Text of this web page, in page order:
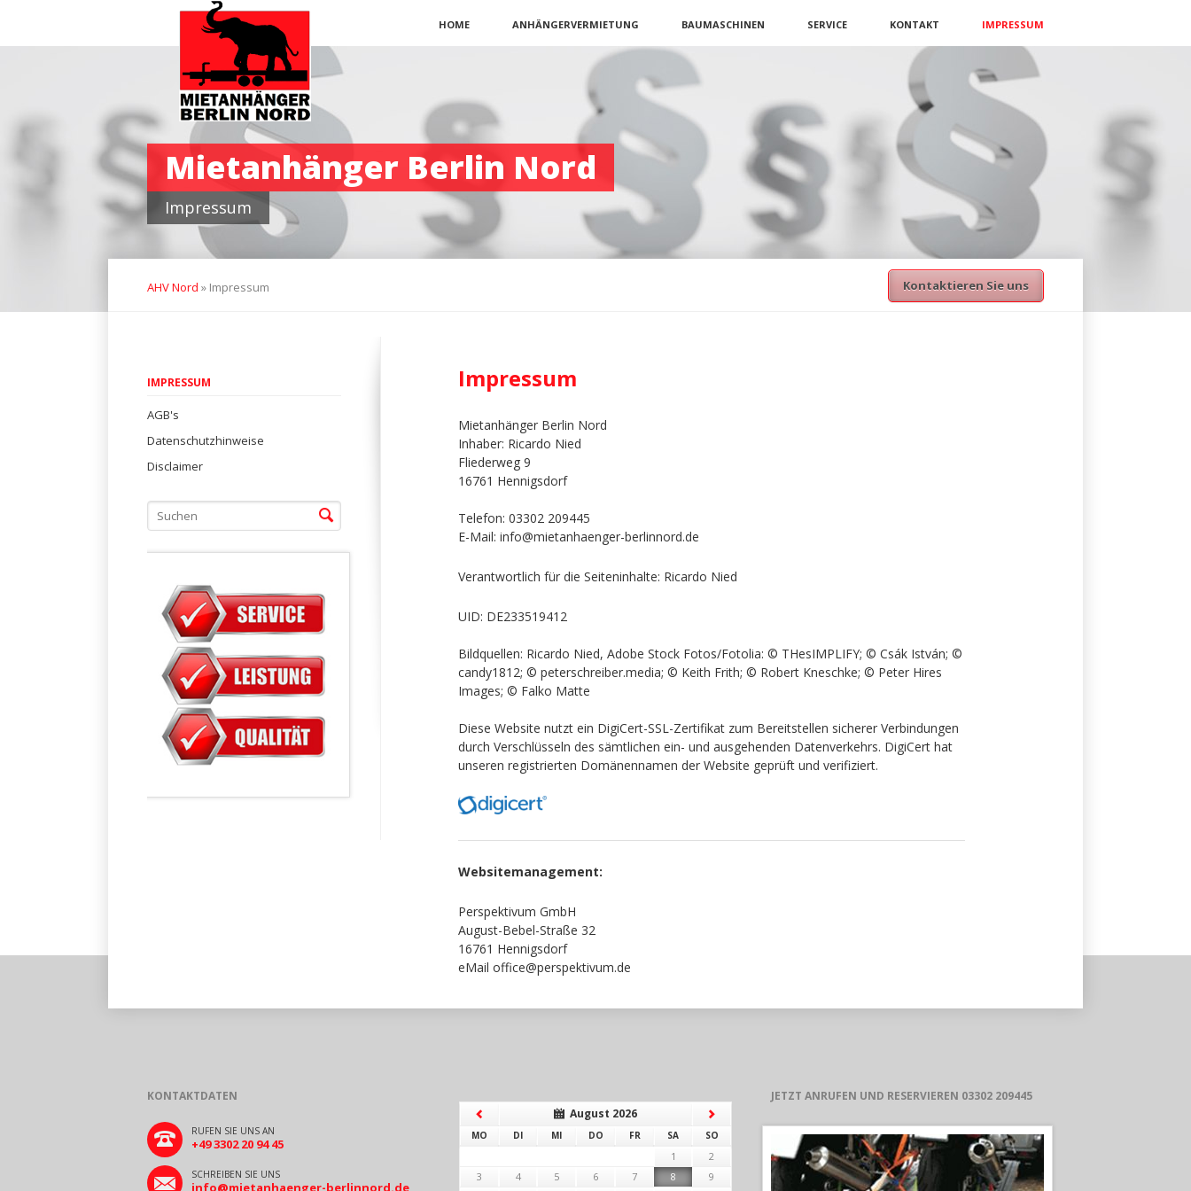
überspringen
HOME ANHÄNGERVERMIETUNG BAUMASCHINEN SERVICE KONTAKT IMPRESSUM
Mietanhänger Berlin Nord
Impressum
AHV Nord » Impressum Kontaktieren Sie uns
Navigation
IMPRESSUM
AGB's
Datenschutzhinweise
Disclaimer
Impressum
Mietanhänger Berlin Nord
Inhaber: Ricardo Nied
Fliederweg 9
16761 Hennigsdorf
Telefon: 03302 209445
E-Mail: info@mietanhaenger-berlinnord.de
Verantwortlich für die Seiteninhalte: Ricardo Nied
UID: DE233519412
Bildquellen: Ricardo Nied, Adobe Stock Fotos/Fotolia: © THesIMPLIFY; © Csák István; ©
candy1812; © peterschreiber.media; © Keith Frith; © Robert Kneschke; © Peter Hires
Images; © Falko Matte
Diese Website nutzt ein DigiCert-SSL-Zertifikat zum Bereitstellen sicherer Verbindungen
durch Verschlüsseln des sämtlichen ein- und ausgehenden Datenverkehrs. DigiCert hat
unseren registrierten Domänennamen der Website geprüft und verifiziert.
Websitemanagement:
Perspektivum GmbH
August-Bebel-Straße 32
16761 Hennigsdorf
eMail office@perspektivum.de
KONTAKTDATEN
RUFEN SIE UNS AN
+49 3302 20 94 45
SCHREIBEN SIE UNS
August 2026
MO DIENSTAG
MITTWOCH
DONNERSTAG
FREITAG SAMSTAGSONNTAG
1
2
3
4 5 6 7 8
9
JETZT ANRUFEN UND RESERVIEREN 03302 209445